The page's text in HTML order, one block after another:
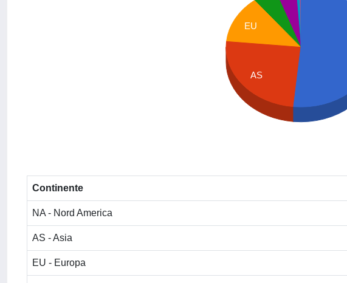
EU
AS
Continente
NA - Nord America
AS - Asia
EU - Europa